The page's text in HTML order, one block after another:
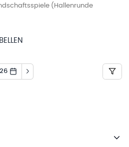
(Hallenrunde